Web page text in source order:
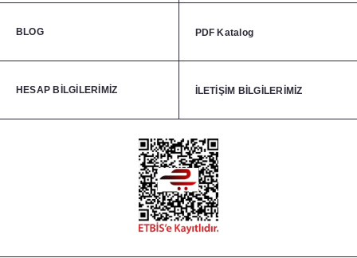
BLOG PDF Katalog
HESAP BİLGİLERİMİZ İLETİŞİM BİLGİLERİMİZ